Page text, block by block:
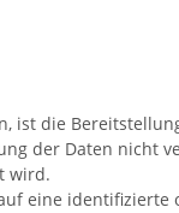
ist die
der Daten nicht
wird.
eine